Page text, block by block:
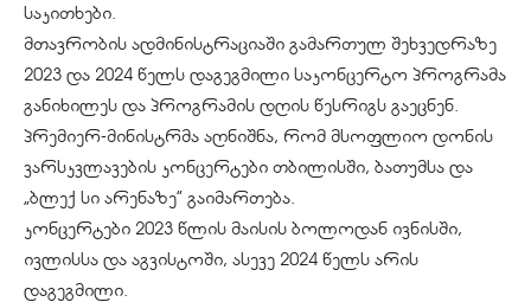
საკითხები.
მთავრობის ადმინისტრაციაში გამართულ შეხვედრაზე
2023 და 2024 წელს დაგეგმილი საკონცერტო პროგრამა
განიხილეს და პროგრამის დღის წესრიგს გაეცნენ.
პრემიერ-მინისტრმა აღნიშნა, რომ მსოფლიო დონის
ვარსკვლავების კონცერტები თბილისში, ბათუმსა და
„ბლექ სი არენაზე” გაიმართება.
კონცერტები 2023 წლის მაისის ბოლოდან ივნისში,
ივლისსა და აგვისტოში, ასევე 2024 წელს არის
დაგეგმილი.